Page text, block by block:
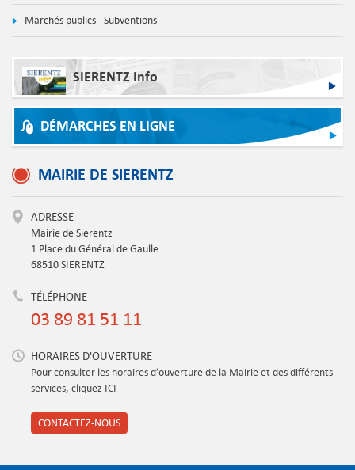
Marchés publics - Subventions
SIERENTZ Info
DÉMARCHES EN LIGNE
MAIRIE DE SIERENTZ
ADRESSE
Mairie de Sierentz
1 Place du Général de Gaulle
68510 SIERENTZ
TÉLÉPHONE
03 89 81 51 11
HORAIRES D'OUVERTURE
Pour consulter les horaires d’ouverture de la Mairie et des différents
services, cliquez ICI
CONTACTEZ-NOUS